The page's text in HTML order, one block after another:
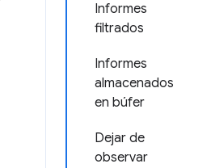
Informes
filtrados
Informes
almacenados
en búfer
Dejar de
observar